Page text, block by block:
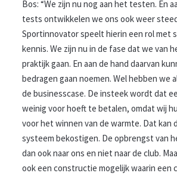
Bos: “We zijn nu nog aan het testen. En
tests ontwikkelen we ons ook weer
Sportinnovator speelt hierin een rol met
kennis. We zijn nu in de fase dat we van
praktijk gaan. En aan de hand daarvan
bedragen gaan noemen. Wel hebben we
de businesscase. De insteek wordt dat
weinig voor hoeft te betalen, omdat wij
voor het winnen van de warmte. Dat kan
systeem bekostigen. De opbrengst van
dan ook naar ons en niet naar de club.
ook een constructie mogelijk waarin een